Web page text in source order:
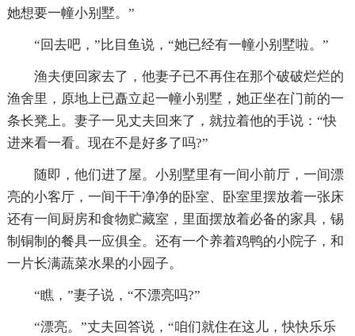
她想要一幢小别墅。”
“回去吧，”比目鱼说，“她已经有一幢小别墅啦。”
渔夫便回家去了，他妻子已不再住在那个破破烂烂的
渔舍里，原地上已矗立起一幢小别墅，她正坐在门前的一
条长凳上。妻子一见丈夫回来了，就拉着他的手说：“快
进来看一看。现在不是好多了吗?”
随即，他们进了屋。小别墅里有一间小前厅，一间漂
亮的小客厅，一间干干净净的卧室、卧室里摆放着一张床
还有一间厨房和食物贮藏室，里面摆放着必备的家具，锡
制铜制的餐具一应俱全。还有一个养着鸡鸭的小院子，和
一片长满蔬菜水果的小园子。
“瞧，”妻子说，“不漂亮吗?”
“漂亮。”丈夫回答说，“咱们就住在这儿，快快乐乐